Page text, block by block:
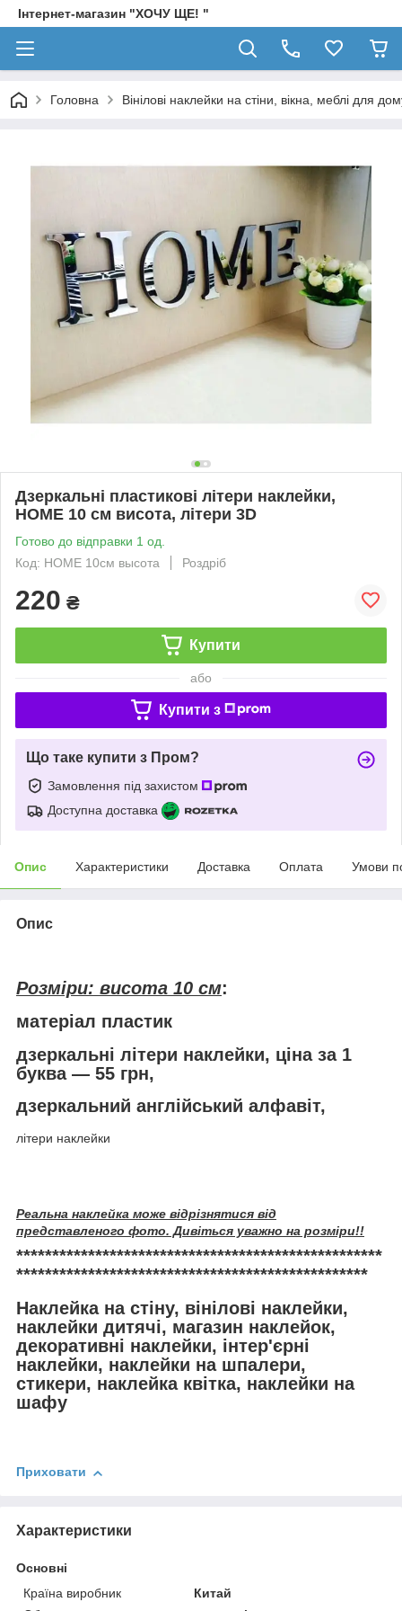
Інтернет-магазин "ХОЧУ ЩЕ! "
Головна Вінілові наклейки на стіни, вікна, меблі для
Дзеркальні пластикові літери наклейки,
HOME 10 см висота, літери 3D
Готово до відправки 1 од.
Код: HOME 10см высота
Роздріб
220 ₴
Купити
або
Купити з
Що таке купити з Пром?
Замовлення під захистом
Доступна доставка
Опис Характеристики Доставка Оплата Умови
Опис
Розміри: висота 10 см:
матеріал пластик
дзеркальні літери наклейки, ціна за 1
буква — 55 грн,
дзеркальний англійський алфавіт,
літери наклейки
Реальна наклейка може відрізнятися від
представленого фото. Дивіться уважно на розміри!!
***************************************************
*************************************************
Наклейка на стіну, вінілові наклейки,
наклейки дитячі, магазин наклейок,
декоративні наклейки, інтер'єрні
наклейки, наклейки на шпалери,
стикери, наклейка квітка, наклейки на
шафу
Приховати
Характеристики
Основні
Країна виробник
Китай